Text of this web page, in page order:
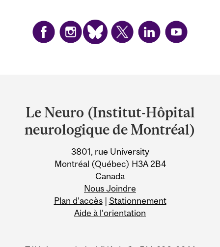
and
University
Information
Le Neuro (Institut-Hôpital
neurologique de Montréal)
3801, rue University
Montréal (Québec) H3A 2B4
Canada
Nous Joindre
Plan d’accès| Stationnement
Aide à l’orientation